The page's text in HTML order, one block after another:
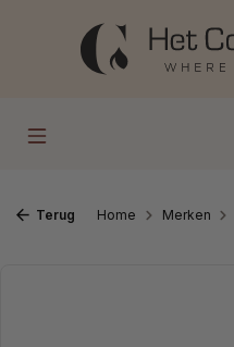
Ga naar de hoofdinhoud
Terug Home Merken